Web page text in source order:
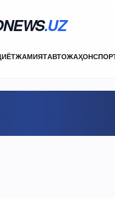
.UZ
ЖАМИЯТАВТОЖАҲОН